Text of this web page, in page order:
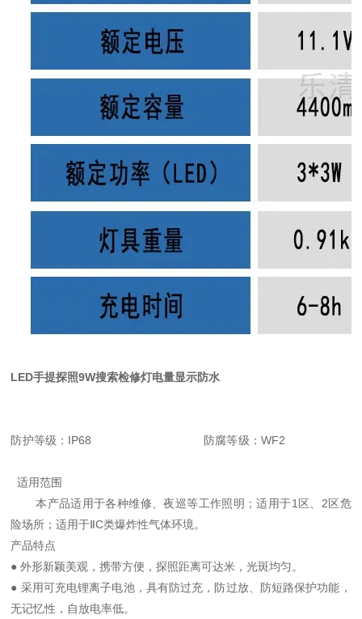
LED手提探照9W搜索检修灯电量显示防水
防护等级：IP68 防腐等级：WF2
适用范围
本产品适用于各种维修、夜巡等工作照明；适用于1区、2区危
险场所；适用于ⅡC类爆炸性气体环境。
产品特点
● 外形新颖美观，携带方便，探照距离可达米，光斑均匀。
● 采用可充电锂离子电池，具有防过充，防过放、防短路保护功能，
无记忆性，自放电率低。